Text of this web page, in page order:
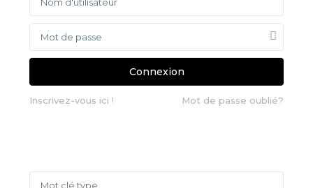
Connexion
Inscrivez-vous ici ! Mot de passe oublié?